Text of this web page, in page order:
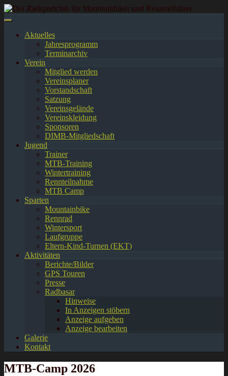
Springe
zum
Aktuelles
Jahresprogramm
Terminarchiv
Verein
Mitglied werden
Vereinsplaner
Vorstandschaft
Satzung
Vereinsgelände
Vereinskleidung
Sponsoren
DIMB-Mitgliedschaft
Jugend
Trainer
MTB-Training
Wintertraining
Rennteilnahme
MTB Camp
Sparten
Mountainbike
Rennrad
Wintersport
Laufgruppe
Eltern-Kind-Turnen (EKT)
Aktivitäten
Berichte/Bilder
GPS Touren
Presse
Radbasar
Hinweise
In Anzeigen stöbern
Anzeige aufgeben
Anzeige bearbeiten
Galerie
Kontakt
MTB-Camp 2026